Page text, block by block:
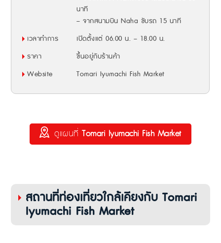
นาที
– จากสนามบิน Naha ขับรถ 15 นาที
เวลาทำการ
เปิดตั้งแต่ 06.00 น. – 18.00 น.
ราคา
ขึ้นอยู่กับร้านค้า
Website
Tomari Iyumachi Fish Market
ดูแผนที่Tomari Iyumachi Fish Market
สถานที่ท่องเที่ยวใกล้เคียงกับ Tomari
Iyumachi Fish Market